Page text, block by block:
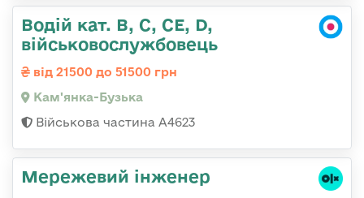
Водій кат. B, C, СЕ, D,
військовослужбовець
від 21500 до 51500 грн
Кам'янка-Бузька
Військова частина А4623
Мережевий інженер